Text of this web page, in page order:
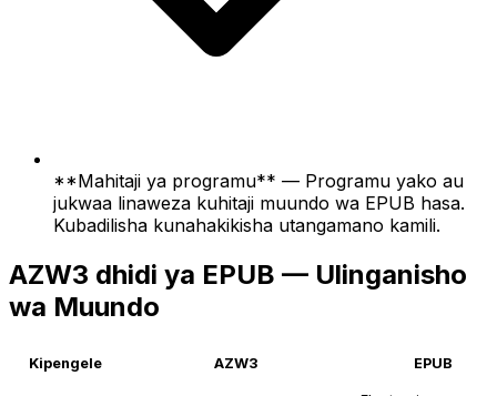
**Mahitaji ya programu** — Programu yako au
jukwaa linaweza kuhitaji muundo wa EPUB hasa.
Kubadilisha kunahakikisha utangamano kamili.
AZW3 dhidi ya EPUB — Ulinganisho
wa Muundo
Kipengele AZW3 EPUB